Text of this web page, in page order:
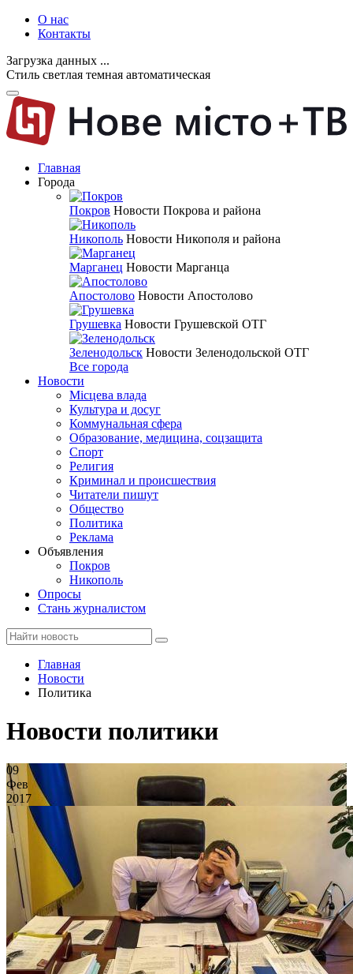
О нас
Контакты
Загрузка данных ...
Стиль светлая темная автоматическая
Главная
Города
Покров Новости Покрова и района
Никополь Новости Никополя и района
Марганец Новости Марганца
Апостолово Новости Апостолово
Грушевка Новости Грушевской ОТГ
Зеленодольск Новости Зеленодольской ОТГ
Все города
Новости
Місцева влада
Культура и досуг
Коммунальная сфера
Образование, медицина, соцзащита
Спорт
Религия
Криминал и происшествия
Читатели пишут
Общество
Политика
Реклама
Объявления
Покров
Никополь
Опросы
Стань журналистом
Главная
Новости
Политика
Новости политики
09
Фев
2017